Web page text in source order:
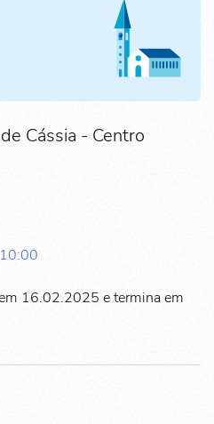
Cássia - Centro
10:00
16.02.2025 e termina em